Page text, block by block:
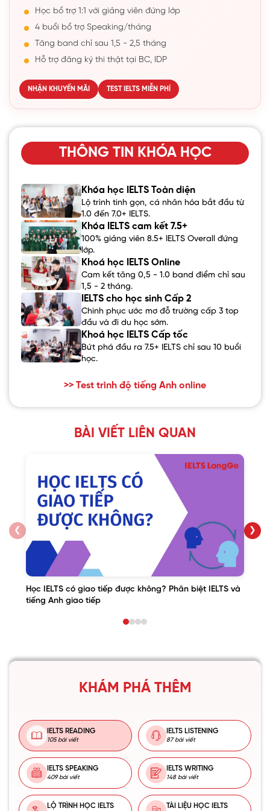
Học bổ trợ 1:1 với giảng viên đứng lớp
4 buổi bổ trợ Speaking/tháng
Tăng band chỉ sau 1,5 - 2,5 tháng
Hỗ trợ đăng ký thi thật tại BC, IDP
NHẬN KHUYẾN MÃI TEST IELTS MIỄN PHÍ
THÔNG TIN KHÓA HỌC
Khóa học IELTS Toàn diện
Lộ trình tinh gọn, cá nhân hóa bắt đầu từ
1.0 đến 7.0+ IELTS.
Khóa IELTS cam kết 7.5+
100% giảng viên 8.5+ IELTS Overall đứng
lớp.
Khoá học IELTS Online
Cam kết tăng 0,5 - 1.0 band điểm chỉ sau
1,5 - 2 tháng.
IELTS cho học sinh Cấp 2
Chinh phục ước mơ đỗ trường cấp 3 top
đầu và đi du học sớm.
Khoá học IELTS Cấp tốc
Bứt phá đầu ra 7.5+ IELTS chỉ sau 10 buổi
học.
>> Test trình độ tiếng Anh online
BÀI VIẾT LIÊN QUAN
❮
Học IELTS có giao tiếp được không? Phân biệt IELTS và
tiếng Anh giao tiếp
❯
KHÁM PHÁ THÊM
IELTS READING
105 bài viết
IELTS LISTENING
87 bài viết
IELTS SPEAKING
409 bài viết
IELTS WRITING
148 bài viết
LỘ TRÌNH HỌC IELTS TÀI LIỆU HỌC IELTS